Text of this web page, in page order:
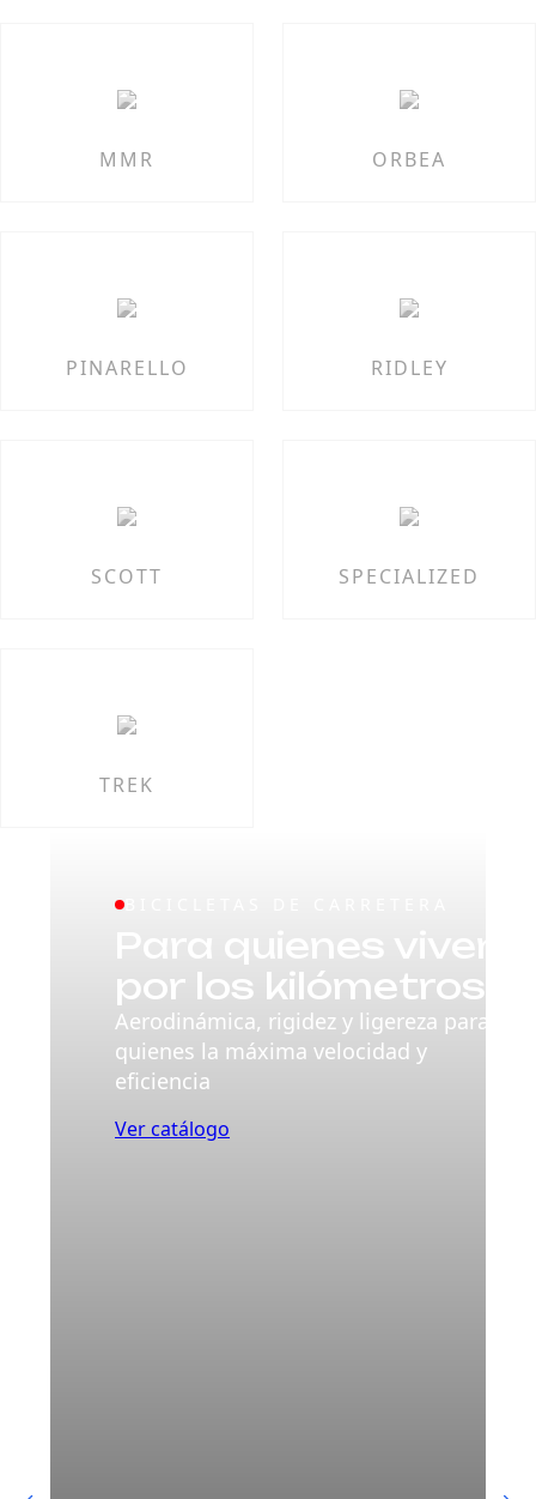
MMR ORBEA
PINARELLO RIDLEY
SCOTT SPECIALIZED
TREK
Para quienes viven
por los kilómetros
Aerodinámica, rigidez y ligereza para
quienes la máxima velocidad y
eficiencia
Ver catálogo